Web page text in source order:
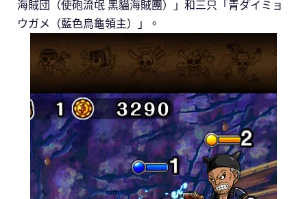
海賊団（使砲流氓 黑貓海賊團）」和三只「青ダイミョ
ウガメ（藍色烏龜領主）」。